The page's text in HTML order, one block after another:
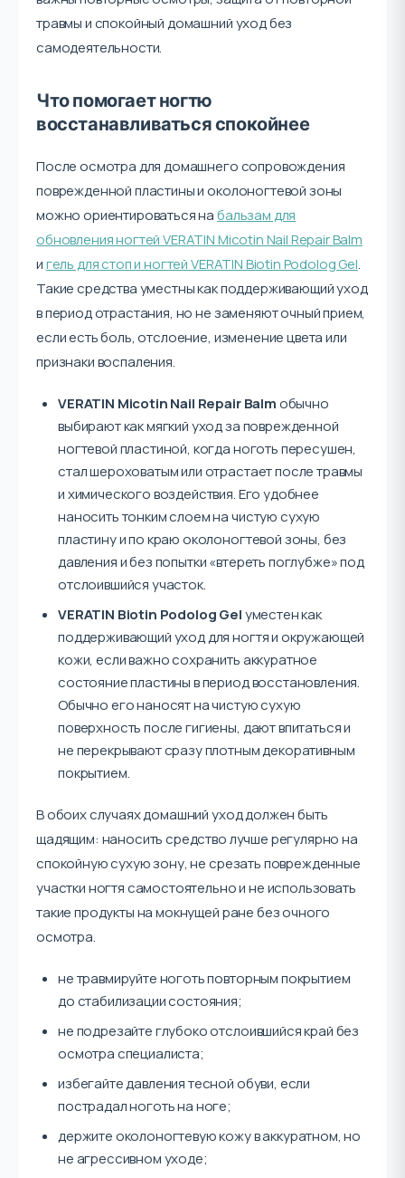
травмы и спокойный домашний уход без
самодеятельности.
Что помогает ногтю
восстанавливаться спокойнее
После осмотра для домашнего сопровождения
поврежденной пластины и околоногтевой зоны
можно ориентироваться набальзам для
обновления ногтей VERATIN Micotin Nail Repair Balm
игель для стоп и ногтей VERATIN Biotin Podolog Gel.
Такие средства уместны как поддерживающий уход
в период отрастания, но не заменяют очный прием,
если есть боль, отслоение, изменение цвета или
признаки воспаления.
VERATIN Micotin Nail Repair Balmобычно
выбирают как мягкий уход за поврежденной
ногтевой пластиной, когда ноготь пересушен,
стал шероховатым или отрастает после травмы
и химического воздействия. Его удобнее
наносить тонким слоем на чистую сухую
пластину и по краю околоногтевой зоны, без
давления и без попытки «втереть поглубже» под
отслоившийся участок.
VERATIN Biotin Podolog Gelуместен как
поддерживающий уход для ногтя и окружающей
кожи, если важно сохранить аккуратное
состояние пластины в период восстановления.
Обычно его наносят на чистую сухую
поверхность после гигиены, дают впитаться и
не перекрывают сразу плотным декоративным
покрытием.
В обоих случаях домашний уход должен быть
щадящим: наносить средство лучше регулярно на
спокойную сухую зону, не срезать поврежденные
участки ногтя самостоятельно и не использовать
такие продукты на мокнущей ране без очного
осмотра.
не травмируйте ноготь повторным покрытием
до стабилизации состояния;
не подрезайте глубоко отслоившийся край без
осмотра специалиста;
избегайте давления тесной обуви, если
пострадал ноготь на ноге;
держите околоногтевую кожу в аккуратном, но
не агрессивном уходе;